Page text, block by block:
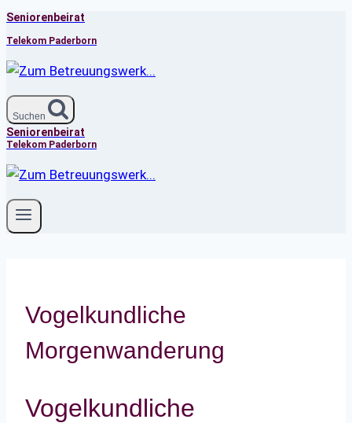
Zum
Inhalt
springen
Seniorenbeirat
Telekom Paderborn
Suchen
Seniorenbeirat
Telekom Paderborn
Vogelkundliche
Morgenwanderung
Vogelkundliche